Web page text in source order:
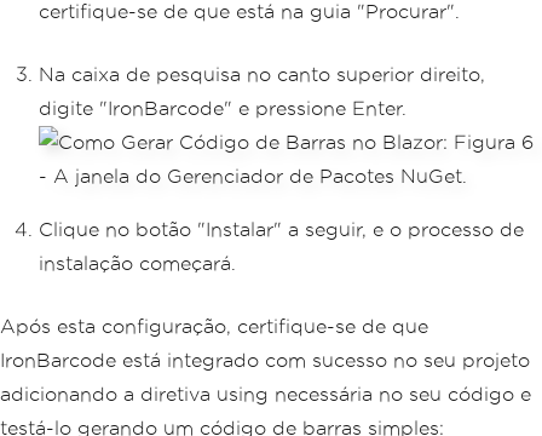
certifique-se de que está na guia "Procurar".
Na caixa de pesquisa no canto superior direito,
digite "IronBarcode" e pressione Enter.
Clique no botão "Instalar" a seguir, e o processo de
instalação começará.
Após esta configuração, certifique-se de que
IronBarcode está integrado com sucesso no seu projeto
adicionando a diretiva using necessária no seu código e
testá-lo gerando um código de barras simples: